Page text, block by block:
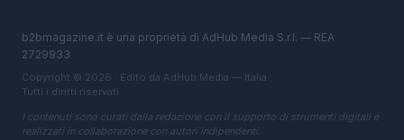
b2bmagazine.it è una proprietà di AdHub Media S.r.l. — REA
2729933
Copyright © 2026 · Edito da AdHub Media — Italia
Tutti i diritti riservati
I contenuti sono curati dalla redazione con il supporto di strumenti digitali e
realizzati in collaborazione con autori indipendenti.